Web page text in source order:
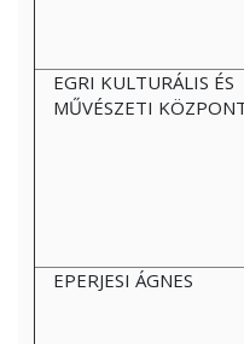
EGRI KULTURÁLIS ÉS
MŰVÉSZETI
EPERJESI ÁGNES